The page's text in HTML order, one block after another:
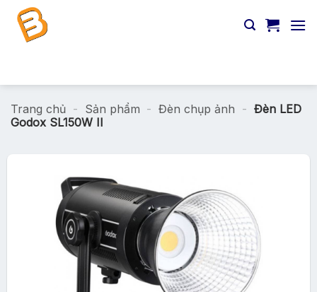
Chuyển
đến
Trang chủ - Sản phẩm - Đèn chụp ảnh - Đèn LED
Godox SL150W II